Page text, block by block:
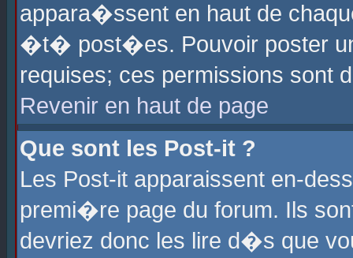
appara�ssent en haut de
�t� post�es. Pouvoir poster
requises; ces permissions sont
Revenir en haut de page
Que sont les Post-it ?
Les Post-it apparaissent en-
premi�re page du forum. Ils
devriez donc les lire d�s que